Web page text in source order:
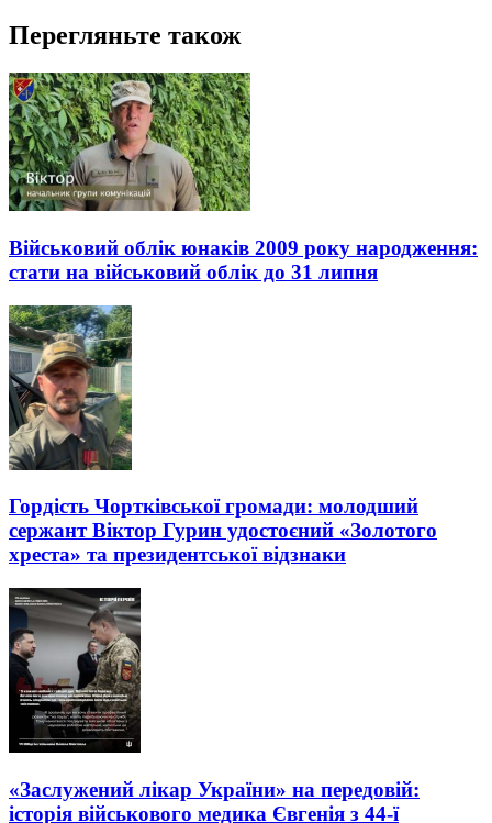
Перегляньте також
Військовий облік юнаків 2009 року народження:
стати на військовий облік до 31 липня
Гордість Чортківської громади: молодший
сержант Віктор Гурин удостоєний «Золотого
хреста» та президентської відзнаки
«Заслужений лікар України» на передовій:
історія військового медика Євгенія з 44-ї